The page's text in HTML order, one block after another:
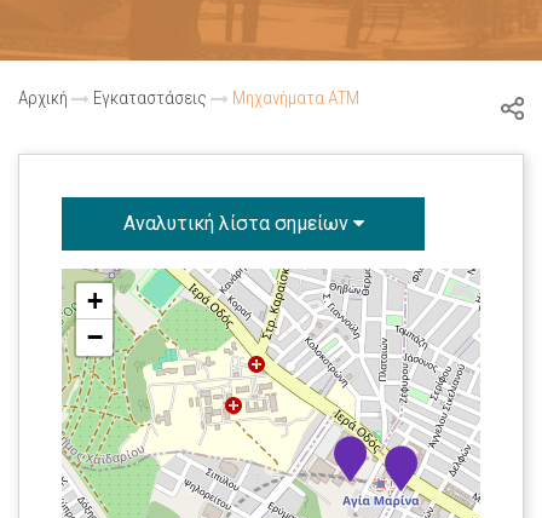
Αρχική Εγκαταστάσεις Μηχανήματα ΑΤΜ
Αναλυτική λίστα σημείων
+
−